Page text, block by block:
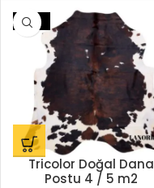
-24%
Tricolor Doğal Dana
Postu 4 / 5 m2